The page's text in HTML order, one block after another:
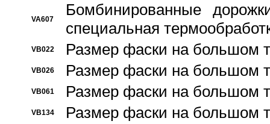
VA607
Бомбинированные
специальная
VB022 Размер фаски на большом
VB026 Размер фаски на большом
VB061 Размер фаски на большом
VB134 Размер фаски на большом